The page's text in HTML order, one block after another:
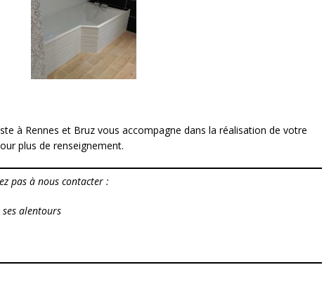
à Rennes et Bruz vous accompagne dans la réalisation de votre
plus de renseignement.
pas à nous contacter :
ses alentours